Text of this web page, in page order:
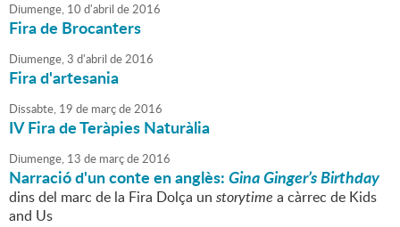
Diumenge, 10 d'abril de2016
Fira de Brocanters
Diumenge,3 d'abril de2016
Fira d'artesania
Dissabte, 19 de marçde2016
IV Fira de Teràpies Naturàlia
Diumenge, 13 de marçde2016
Narració d'un conte en anglès:Gina Ginger’s Birthday
dins del marc de la Fira Dolça un storytime a càrrec de Kids
and Us